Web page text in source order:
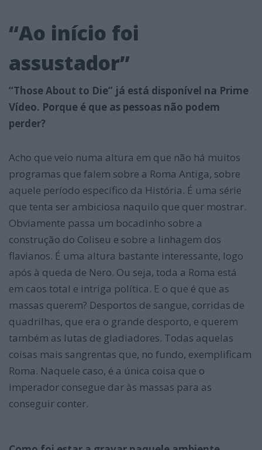
“Ao início foi
assustador”
“Those About to Die” já está disponível na Prime
Vídeo. Porque é que as pessoas não podem
perder?
Acho que veio numa altura em que não há muitos
programas que falem sobre a Roma Antiga, sobre
aquele período específico da História. É uma série
que tenta ser ambiciosa naquilo que quer mostrar.
Obviamente passa um bocadinho sobre a
construção do Coliseu e sobre a linhagem dos
flavianos. É uma altura bastante interessante, logo
após à queda de Nero. Ou seja, toda a Roma está
em caos total e intriga política. E o que é que as
massas querem? Desportos de sangue, corridas de
quadrilhas, que era o grande desporto, e querem
também as lutas de gladiadores. Todas aquelas
coisas mais sangrentas que, no fundo, exemplificam
Roma. Naquele caso, é a única coisa que o
imperador consegue dar às massas para as
conseguir conter.